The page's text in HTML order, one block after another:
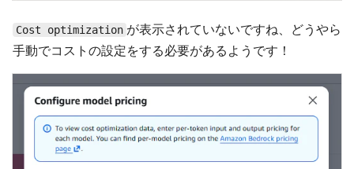
Cost optimization が表示されていないですね、どうやら
手動でコストの設定をする必要があるようです！